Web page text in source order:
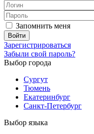
Запомнить меня
Зарегистрироваться
Забыли свой пароль?
Выбор города
Сургут
Тюмень
Екатеринбург
Санкт-Петербург
Выбор языка